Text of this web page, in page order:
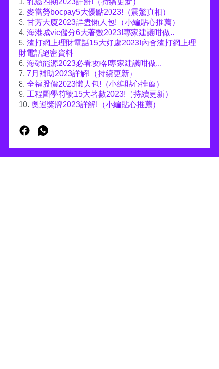
1. 乳癌四期2023詳解!（持續更新）
2. 麥當勞bocpay5大優點2023!（震驚真相）
3. 甘芳大廈2023詳盡懶人包!（小編貼心推薦）
4. 海港城vic儲分6大著數2023!專家建議咁做...
5. 渣打網上理財電話15大好處2023!內含渣打網上理
財電話絕密資料
6. 海碩能源2023必看攻略!專家建議咁做...
7. 7月補助2023詳解!（持續更新）
8. 全福股價2023懶人包!（小編貼心推薦）
9. 工程圖學符號15大著數2023!（持續更新）
10. 奧運獎牌2023詳解!（小編貼心推薦）